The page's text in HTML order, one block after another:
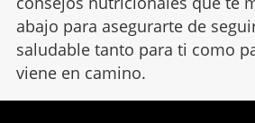
abajo para asegurarte de
saludable tanto para ti como
viene en camino.